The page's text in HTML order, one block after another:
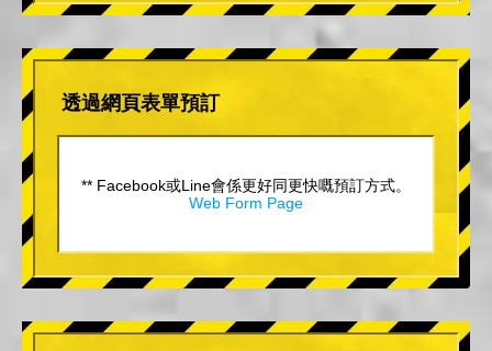
透過網頁表單預訂
** Facebook或Line會係更好同更快嘅預訂方式。
Web Form Page